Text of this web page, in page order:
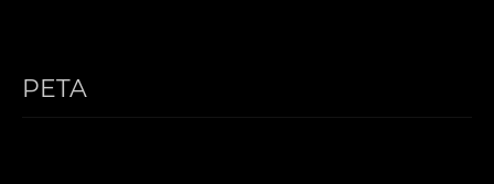
PETA